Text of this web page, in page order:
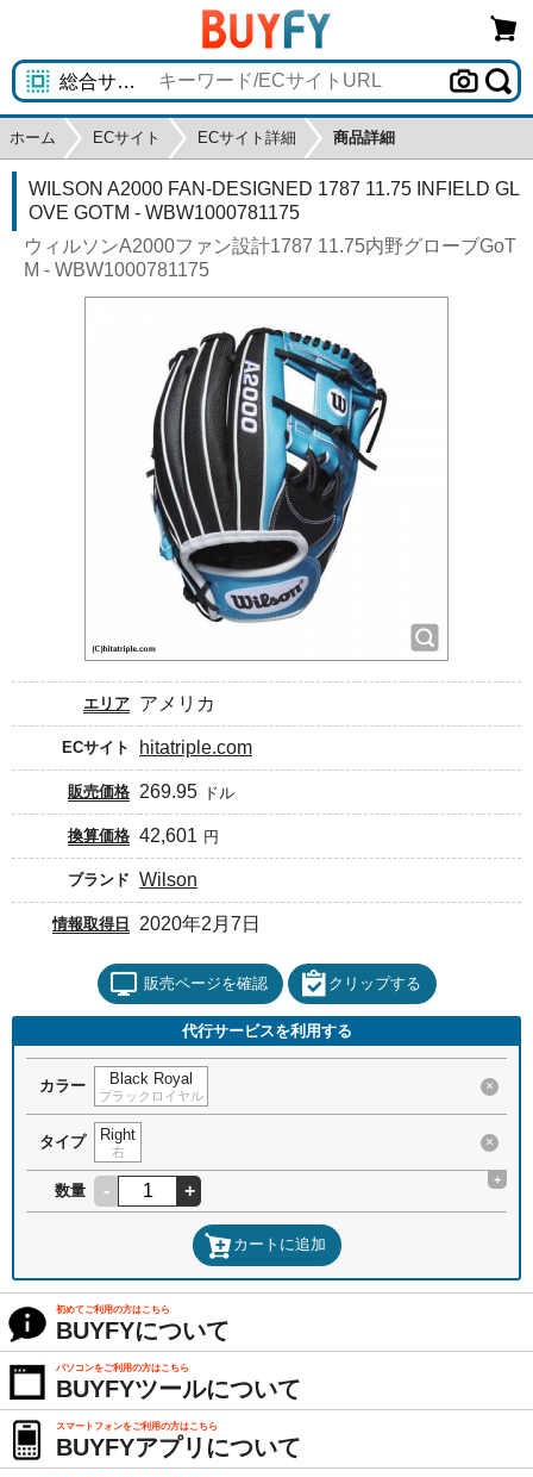
ホーム ECサイト ECサイト詳細 商品詳細
WILSON A2000 FAN-DESIGNED 1787 11.75 INFIELD GL
OVE GOTM - WBW1000781175
ウィルソンA2000ファン設計1787 11.75内野グローブGoT
M - WBW1000781175
エリア アメリカ
ECサイト hitatriple.com
販売価格 269.95 ドル
換算価格 42,601 円
ブランド Wilson
情報取得日 2020年2月7日
販売ページを確認 クリップする
代行サービスを利用する
カラー Black Royal
ブラックロイヤル
×
タイプ Right
右
×
数量 - +
+
カートに追加
初めてご利用の方はこちら
BUYFYについて
パソコンをご利用の方はこちら
BUYFYツールについて
スマートフォンをご利用の方はこちら
BUYFYアプリについて